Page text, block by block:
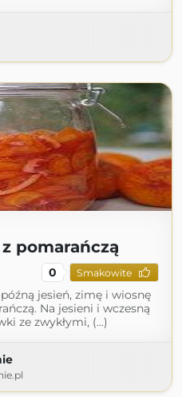
pomarańczą
0 Smakowite
jesień, zimę i wiosnę
Na jesieni i wczesną
ze zwykłymi, (...)